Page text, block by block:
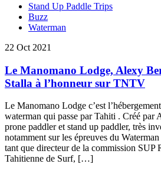
Stand Up Paddle Trips
Buzz
Waterman
22 Oct 2021
Le Manomano Lodge, Alexy
Stalla à l’honneur sur TNTV
Le Manomano Lodge c’est
waterman qui passe par Tahiti . Créé par
prone paddler et stand up paddler, très
notamment sur les épreuves du
tant que directeur de la commission SUP
Tahitienne de Surf, […]